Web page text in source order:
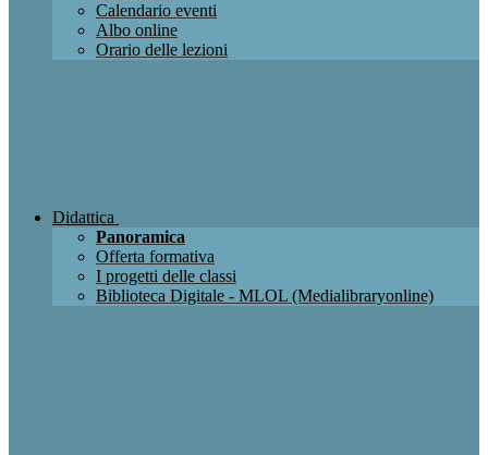
Calendario eventi
Albo online
Orario delle lezioni
Didattica
Panoramica
Offerta formativa
I progetti delle classi
Biblioteca Digitale - MLOL (Medialibraryonline)